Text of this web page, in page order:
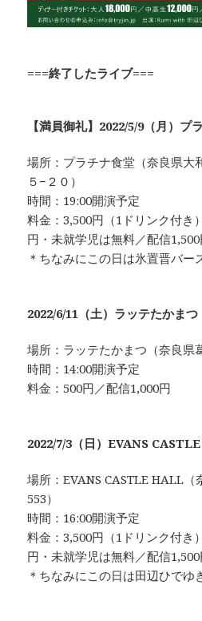
===終了したライブ===
【満員御礼】2022/5/9（月）プ
場所：プラチナ食堂（奈良県大
５−２０）
時間：19:00開演予定
料金：3,500円（1ドリンク付き
円・未就学児は無料／配信1,500
＊ちなみにこの日は氷置晋バー
2022/6/11（土）ラッテたかまつ
場所：ラッテたかまつ（奈良県
時間：14:00開演予定
料金：500円／配信1,000円
2022/7/3（日）EVANS
場所：EVANS CASTLE HALL
553）
時間：16:00開演予定
料金：3,500円（1ドリンク付き
円・未就学児は無料／配信1,500
＊ちなみにこの日は田辺ひでゆ